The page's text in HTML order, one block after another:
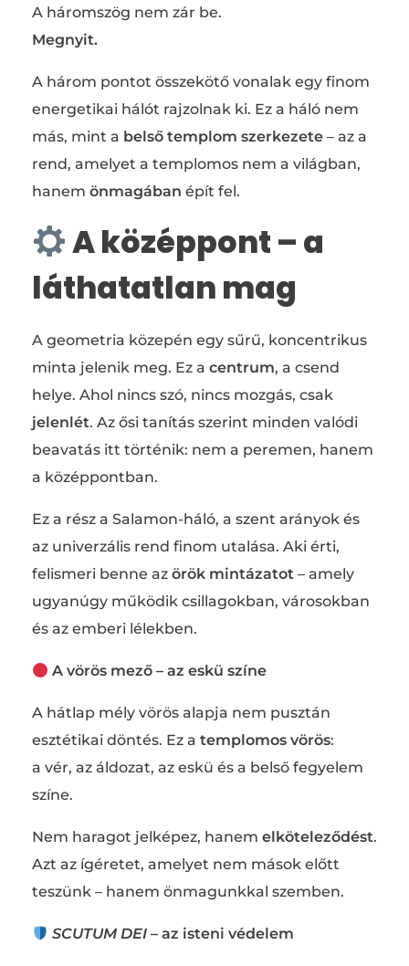
A háromszög nem zár be.
Megnyit.
A három pontot összekötő vonalak egy finom
energetikai hálót rajzolnak ki. Ez a háló nem
más, mint a belső templom szerkezete – az a
rend, amelyet a templomos nem a világban,
hanem önmagában épít fel.
A középpont – a
láthatatlan mag
A geometria közepén egy sűrű, koncentrikus
minta jelenik meg. Ez a centrum, a csend
helye. Ahol nincs szó, nincs mozgás, csak
jelenlét. Az ősi tanítás szerint minden valódi
beavatás itt történik: nem a peremen, hanem
a középpontban.
Ez a rész a Salamon-háló, a szent arányok és
az univerzális rend finom utalása. Aki érti,
felismeri benne az örök mintázatot – amely
ugyanúgy működik csillagokban, városokban
és az emberi lélekben.
A vörös mező – az eskü színe
A hátlap mély vörös alapja nem pusztán
esztétikai döntés. Ez a templomos vörös:
a vér, az áldozat, az eskü és a belső fegyelem
színe.
Nem haragot jelképez, hanem elköteleződést.
Azt az ígéretet, amelyet nem mások előtt
teszünk – hanem önmagunkkal szemben.
SCUTUM DEI – az isteni védelem